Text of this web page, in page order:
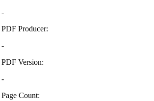
-
PDF Producer:
-
PDF Version:
-
Page Count: